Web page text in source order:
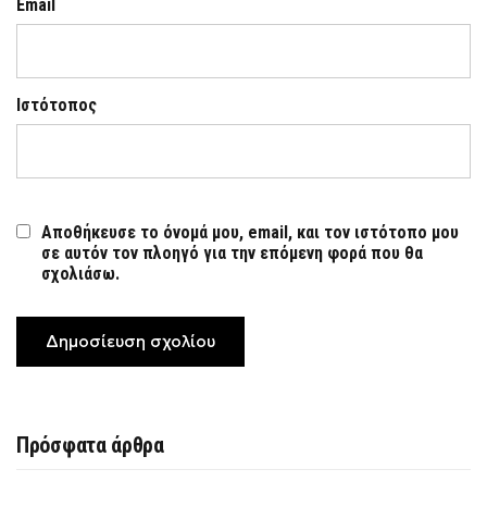
Email
Ιστότοπος
Αποθήκευσε το όνομά μου, email, και τον ιστότοπο μου
σε αυτόν τον πλοηγό για την επόμενη φορά που θα
σχολιάσω.
Πρόσφατα άρθρα